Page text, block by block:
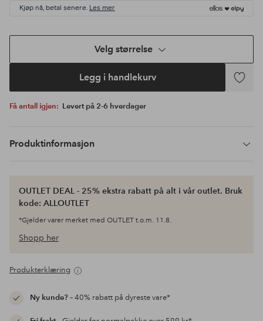
Kjøp nå, betal senere. Les mer
Velg størrelse
Legg i handlekurv
Legg
Få antall igjen: Levert på 2-6 hverdager
Produktinformasjon
OUTLET DEAL - 25% ekstra rabatt på alt i vår outlet. Bruk
kode: ALLOUTLET
*Gjelder varer merket med OUTLET t.o.m. 11.8.
Shopp her
Produkterklæring
Ny kunde?– 40% rabatt på dyreste vare*